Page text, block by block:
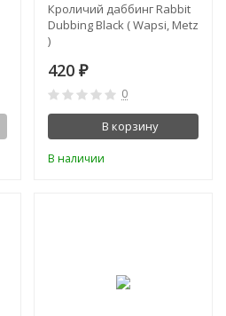
Кроличий даббинг Rabbit
Dubbing Black ( Wapsi, Metz
)
420 ₽
0
В корзину
В наличии